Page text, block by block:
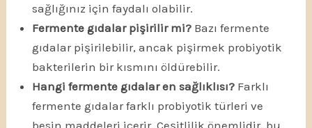
sağlığınız için faydalı olabilir.
Fermente gıdalar pişirilir mi? Bazı fermente
gıdalar pişirilebilir, ancak pişirmek probiyotik
bakterilerin bir kısmını öldürebilir.
Hangi fermente gıdalar en sağlıklısı? Farklı
fermente gıdalar farklı probiyotik türleri ve
besin maddeleri içerir. Çeşitlilik önemlidir, bu